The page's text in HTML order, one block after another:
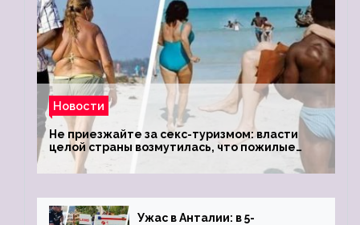
Новости
Не приезжайте за секс-туризмом: власти
целой страны возмутилась, что пожилые
туристки массово едут к ним, чтобы
обзавестись молодыми любовниками
Ужас в Анталии: в 5-